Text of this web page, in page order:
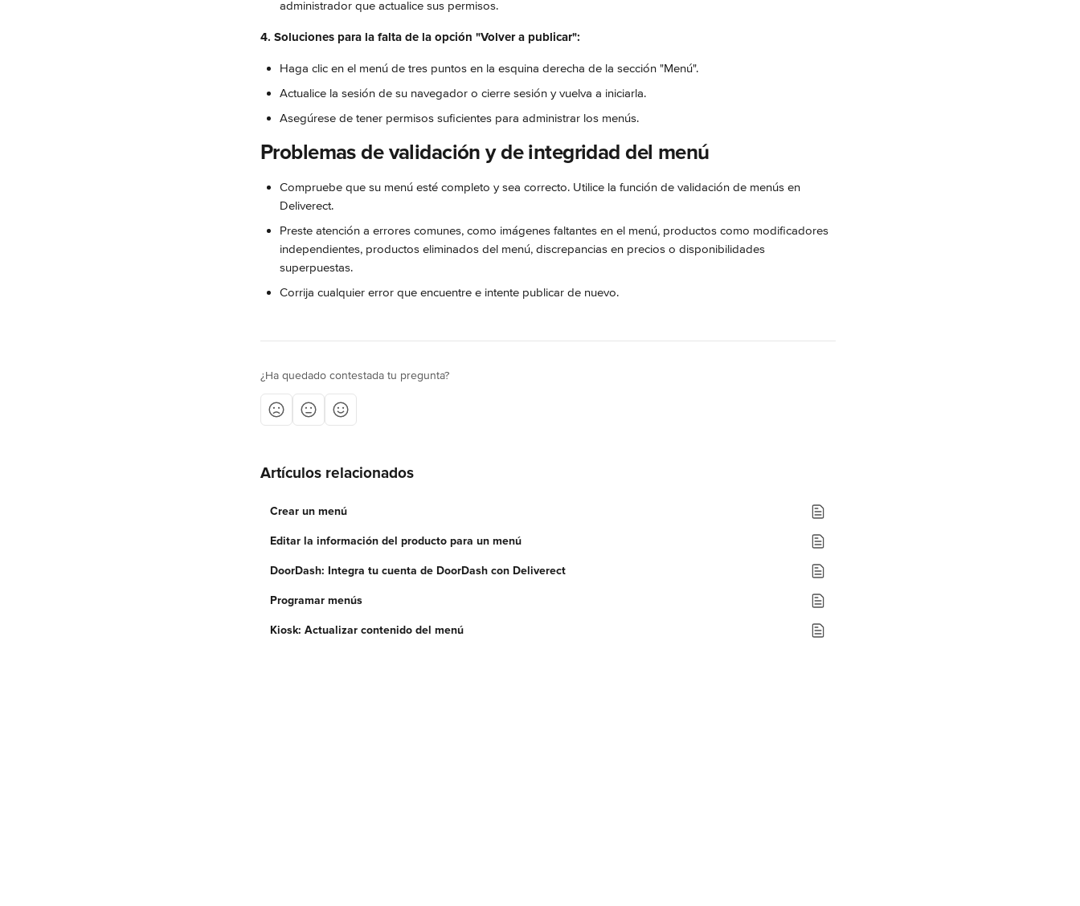
administrador que actualice sus permisos.
4. Soluciones para la falta de la opción "Volver a publicar":
Haga clic en el menú de tres puntos en la esquina derecha de la sección "Menú".
Actualice la sesión de su navegador o cierre sesión y vuelva a iniciarla.
Asegúrese de tener permisos suficientes para administrar los menús.
Problemas de validación y de integridad del menú
Compruebe que su menú esté completo y sea correcto. Utilice la función de validación de menús en
Deliverect.
Preste atención a errores comunes, como imágenes faltantes en el menú, productos como modificadores
independientes, productos eliminados del menú, discrepancias en precios o disponibilidades
superpuestas.
Corrija cualquier error que encuentre e intente publicar de nuevo.
¿Ha quedado contestada tu pregunta?
Artículos relacionados
Crear un menú
Editar la información del producto para un menú
DoorDash: Integra tu cuenta de DoorDash con Deliverect
Programar menús
Kiosk: Actualizar contenido del menú